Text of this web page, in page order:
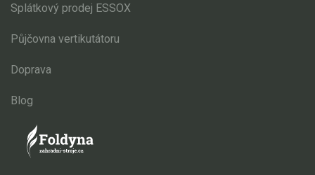
Splátkový prodej ESSOX
Půjčovna vertikutátoru
Doprava
Blog